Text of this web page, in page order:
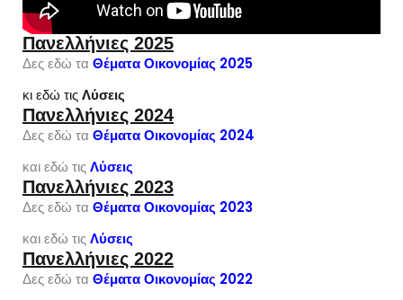
Πανελλήνιες 2025
Δες εδώ τα Θέματα Οικονομίας 2025
κι εδώ τιςΛύσεις
Πανελλήνιες 2024
Δες εδώ τα Θέματα Οικονομίας 2024
και εδώ τιςΛύσεις
Πανελλήνιες 2023
Δες εδώ τα Θέματα Οικονομίας 2023
και εδώ τιςΛύσεις
Πανελλήνιες 2022
Δες εδώ τα Θέματα Οικονομίας 2022